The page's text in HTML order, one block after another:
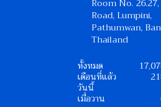
Room No.
Road, Lumpini,
Pathumwan,
Thailand
ทั้งหมด
เดือนที่แล้ว
วันนี้
เมื่อวาน